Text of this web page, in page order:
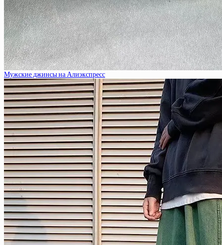
Мужские джинсы на Алиэкспресс